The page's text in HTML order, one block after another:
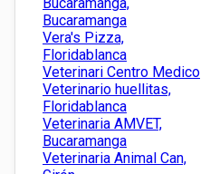
Bucaramanga
Vera's Pizza,
Floridablanca
Veterinari Centro Medico
Veterinario huellitas,
Floridablanca
Veterinaria AMVET,
Bucaramanga
Veterinaria Animal Can,